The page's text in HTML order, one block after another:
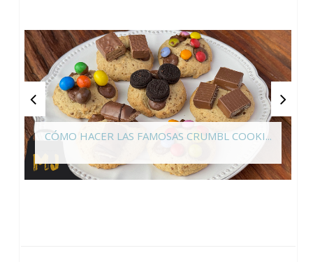
CÓMO HACER LAS FAMOSAS CRUMBL COOKI...